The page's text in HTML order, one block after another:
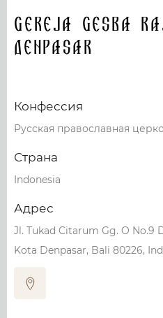
Gereja Gesba
Denpasar
Конфессия
Русская православная
Страна
Indonesia
Адрес
Jl. Tukad Citarum Gg. O No.9
Kota Denpasar, Bali 80226,